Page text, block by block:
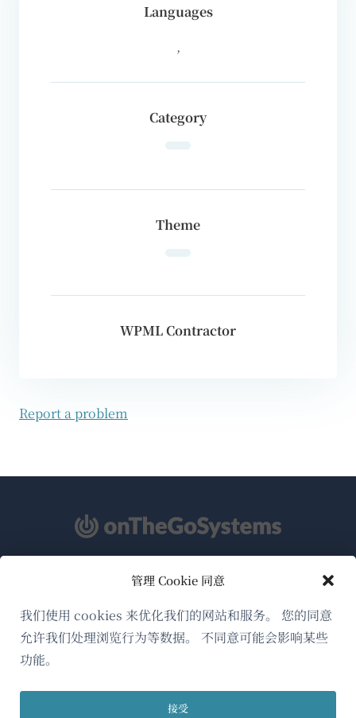
管理 Cookie 同意
我们使用 cookies 来优化我们的网站和服务。 您的同意
允许我们处理浏览行为等数据。 不同意可能会影响某些
功能。
接受
Languages
,
Category
Theme
WPML Contractor
Report a problem
关于WPML
GDPR与隐私政策
加入我们的团队（在
新
新
窗
新